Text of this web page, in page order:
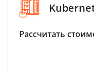
Рассчитать